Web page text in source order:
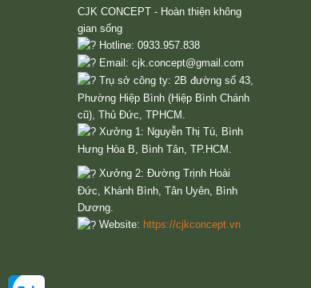
CJK CONCEPT - Hoàn thiện không
gian sống
Hotline: 0933.957.838
Email: cjk.concept@gmail.com
Trụ sở công ty: 2B đường số 43,
Phường Hiệp Bình (Hiệp Bình Chánh
cũ), Thủ Đức, TPHCM.
Xưởng 1: Nguyễn Thị Tú, Bình
Hưng Hòa B, Bình Tân, TP.HCM.
Xưởng 2: Đường Trịnh Hoài
Đức, Khánh Bình, Tân Uyên, Bình
Dương.
Website: https://cjkconcept.vn